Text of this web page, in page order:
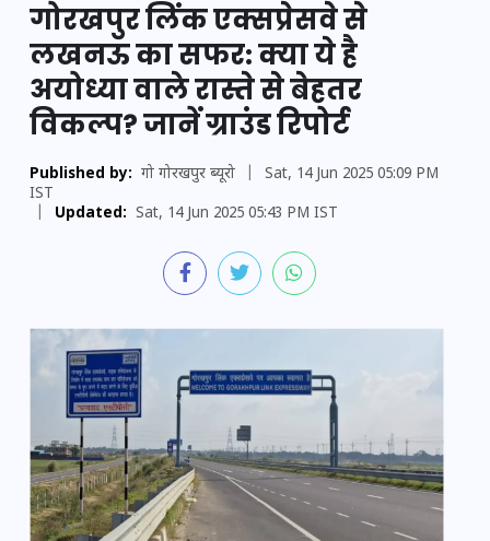
गोरखपुर लिंक एक्सप्रेसवे से
लखनऊ का सफर: क्या ये है
अयोध्या वाले रास्ते से बेहतर
विकल्प? जानें ग्राउंड रिपोर्ट
Published by: गो गोरखपुर ब्यूरो
Sat, 14 Jun 2025 05:09 PM
IST
Updated: Sat, 14 Jun 2025 05:43 PM IST